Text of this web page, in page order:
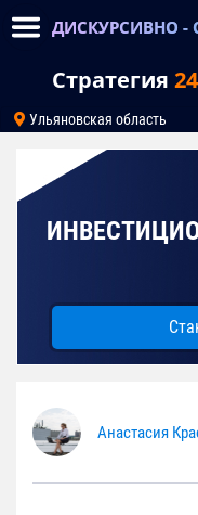
ДИСКУРСИВНО -
Стратегия 24
Ульяновская область
Анастасия